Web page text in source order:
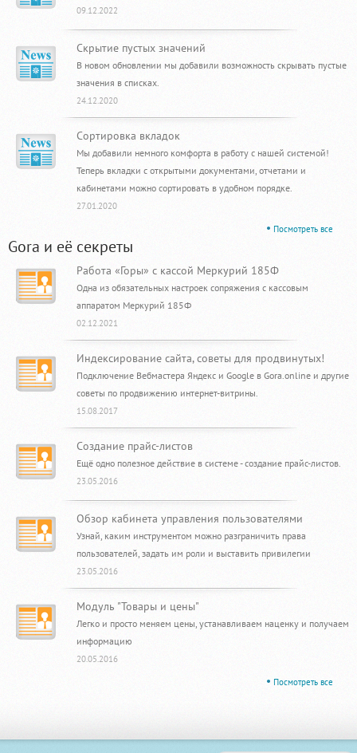
09.12.2022
Скрытие пустых значений
В новом обновлении мы добавили возможность скрывать пустые
значения в списках.
24.12.2020
Сортировка вкладок
Мы добавили немного комфорта в работу с нашей системой!
Теперь вкладки с открытыми документами, отчетами и
кабинетами можно сортировать в удобном порядке.
27.01.2020
Посмотреть все
Gora и её секреты
Работа «Горы» с кассой Меркурий 185Ф
Одна из обязательных настроек сопряжения с кассовым
аппаратом Меркурий 185Ф
02.12.2021
Индексирование сайта, советы для продвинутых!
Подключение Вебмастера Яндекс и Google в Gora.online и другие
советы по продвижению интернет-витрины.
15.08.2017
Создание прайс-листов
Ещё одно полезное действие в системе - создание прайс-листов.
23.05.2016
Обзор кабинета управления пользователями
Узнай, каким инструментом можно разграничить права
пользователей, задать им роли и выставить привилегии
23.05.2016
Модуль "Товары и цены"
Легко и просто меняем цены, устанавливаем наценку и получаем
информацию
20.05.2016
Посмотреть все